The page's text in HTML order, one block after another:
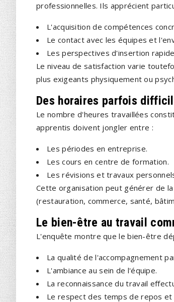
professionnelles. Ils apprécient
L'acquisition de compétences
Le contact avec les équipes et
Les perspectives d'insertion
Le niveau de satisfaction varie
plus exigeants physiquement ou
Des horaires parfois
Le nombre d'heures travaillées
apprentis doivent jongler entre :
Les périodes en entreprise.
Les cours en centre de formation.
Les révisions et travaux
Cette organisation peut générer de
(restauration, commerce, santé,
Le bien-être au travail
L'enquête montre que le bien-être
La qualité de l'accompagnement
L'ambiance au sein de l'équipe.
La reconnaissance du travail
Le respect des temps de repos